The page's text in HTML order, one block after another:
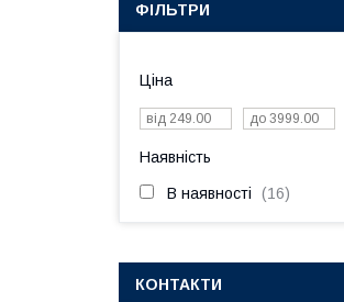
ФІЛЬТРИ
Ціна
Наявність
В наявності 16
КОНТАКТИ